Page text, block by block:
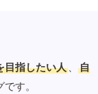
目指したい人 、
自
す。